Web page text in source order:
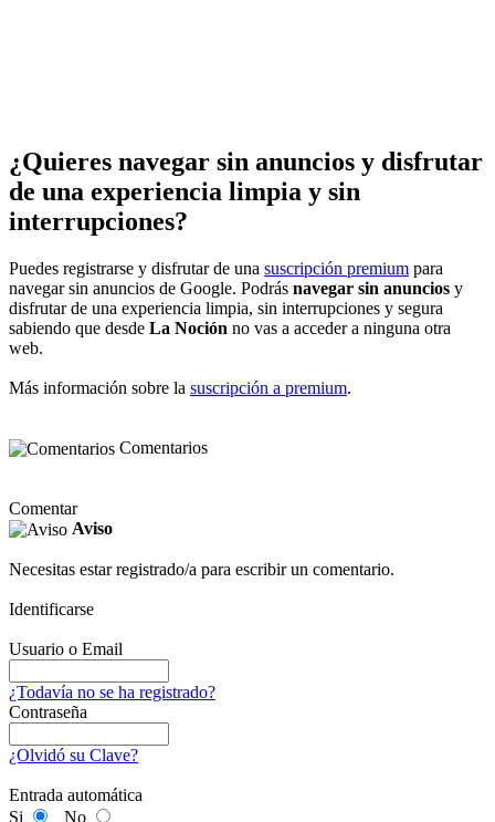
¿Quieres navegar sin anuncios y disfrutar
de una experiencia limpia y sin
interrupciones?
Puedes registrarse y disfrutar de una suscripción premium para
navegar sin anuncios de Google. Podrás navegar sin anuncios y
disfrutar de una experiencia limpia, sin interrupciones y segura
sabiendo que desde La Noción no vas a acceder a ninguna otra
web.
Más información sobre la suscripción a premium.
Comentarios
Comentar
Aviso
Necesitas estar registrado/a para escribir un comentario.
Identificarse
Usuario o Email
¿Todavía no se ha registrado?
Contraseña
¿Olvidó su Clave?
Entrada automática
Si
No